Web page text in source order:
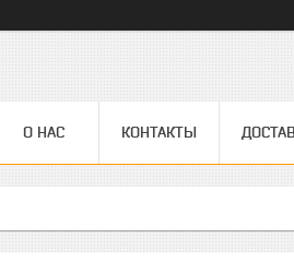
О НАС КОНТАКТЫ